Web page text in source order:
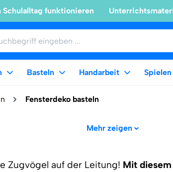
funktionieren
Basteln Handarbeit Spielen
Fensterdeko basteln
Mehr zeigen
Zugvögel auf der Leitung! Mit